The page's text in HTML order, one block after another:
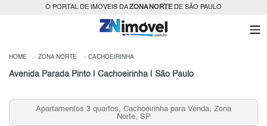
O PORTAL DE IMÓVEIS DAZONA NORTEDE SÃO PAULO
HOME ZONA NORTE CACHOEIRINHA
Avenida Parada Pinto | Cachoeirinha | São Paulo
Apartamentos 2 quartos, Cachoeirinha para Venda, Zona
Norte, SP